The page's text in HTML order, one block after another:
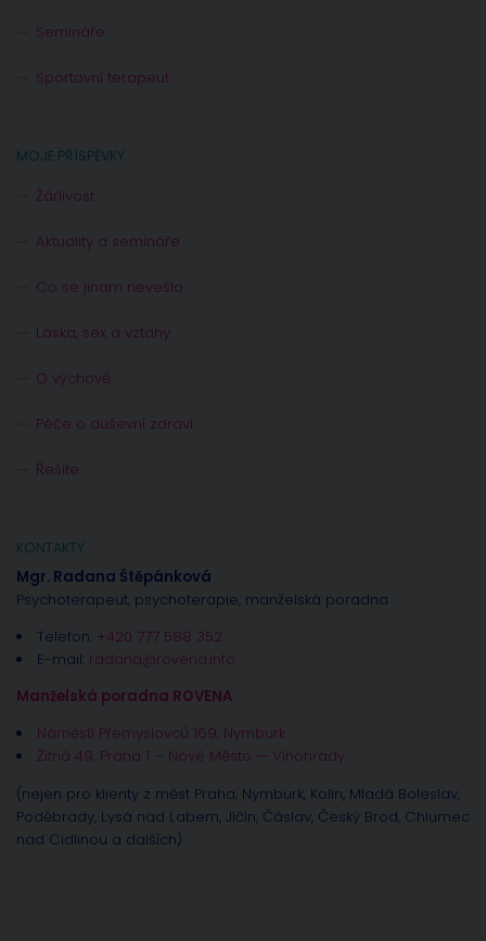
Semináře
Sportovní terapeut
MOJE PŘÍSPĚVKY
Žárlivost
Aktuality a semináře
Co se jinam nevešlo
Láska, sex a vztahy
O výchově
Péče o duševní zdraví
Řešíte
KONTAKTY
Mgr. Radana Štěpánková
Psychoterapeut, psychoterapie, manželská poradna
Telefon: +420 777 588 352
E-mail: radana@rovena.info
Manželská poradna ROVENA
Náměstí Přemyslovců 169, Nymburk
Žitná 49, Praha 1 – Nové Město — Vinohrady
(nejen pro klienty z měst Praha, Nymburk, Kolín, Mladá Boleslav,
Poděbrady, Lysá nad Labem, Jíčín, Čáslav, Český Brod, Chlumec
nad Cidlinou a dalších)